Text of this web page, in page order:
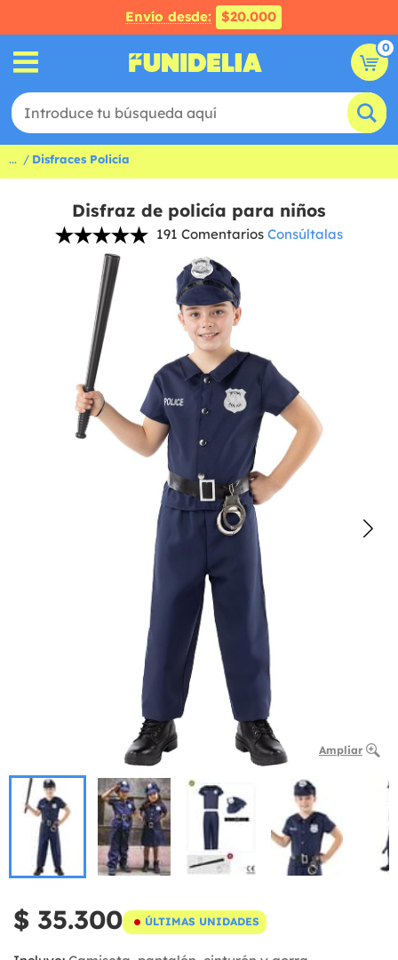
Envío desde: $20.000
0
... Disfraces Policía
Disfraz de policía para niños
191 Comentarios Consúltalas
Ampliar
$ 35.300 ÚLTIMAS UNIDADES